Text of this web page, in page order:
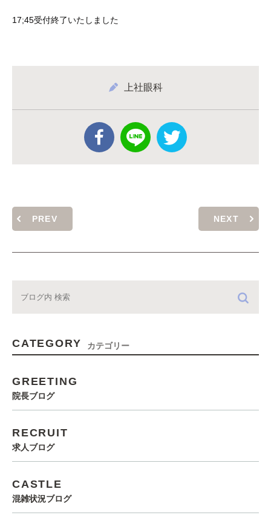
17;45受付終了いたしました
上社眼科
PREV NEXT
CATEGORY カテゴリー
GREETING
院長ブログ
RECRUIT
求人ブログ
CASTLE
混雑状況ブログ